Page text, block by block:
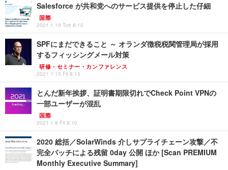
Salesforce が共和党へのサービス提供を停止した仔細
国際
2021.1.19 Tue 8:10
SPFにまだできること ～ オランダ徴税税関管理局が採用
するフィッシングメール対策
研修・セミナー・カンファレンス
2021.1.15 Fri 8:15
とんだ新年挨拶、証明書期限切れでCheck Point VPNの
一部ユーザーが混乱
国際
2021.1.8 Fri 8:10
2020 総括／SolarWinds 介しサプライチェーン攻撃／不
完全パッチによる残留 0day 公開 ほか [Scan PREMIUM
Monthly Executive Summary]